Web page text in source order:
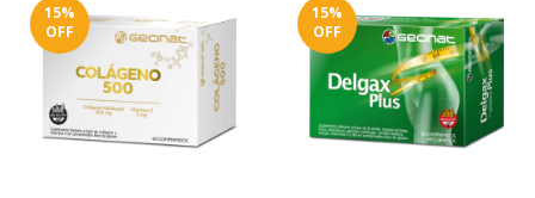
15%
OFF
15%
OFF